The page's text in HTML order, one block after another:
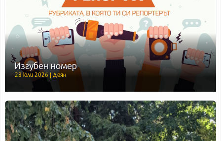
Изгубен номер
28 юли 2026 | Деян